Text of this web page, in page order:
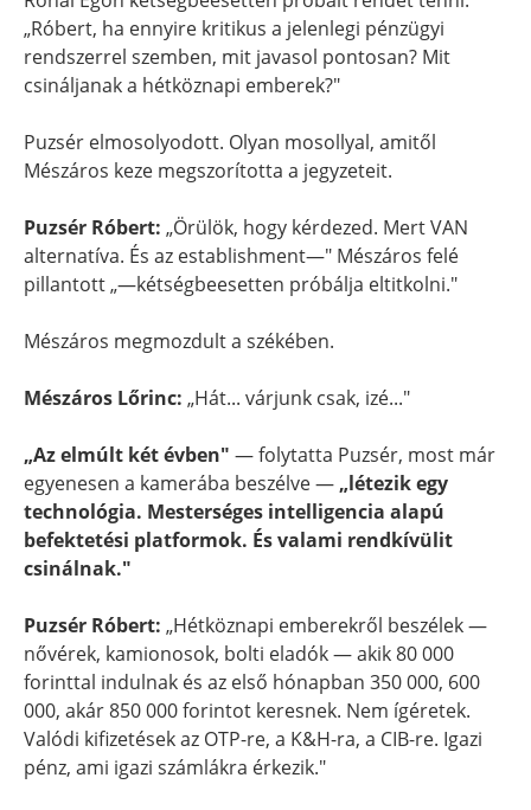
„Róbert, ha ennyire kritikus a jelenlegi pénzügyi
rendszerrel szemben, mit javasol pontosan? Mit
csináljanak a hétköznapi emberek?"
Puzsér elmosolyodott. Olyan mosollyal, amitől
Mészáros keze megszorította a jegyzeteit.
Puzsér Róbert: „Örülök, hogy kérdezed. Mert VAN
alternatíva. És az establishment—" Mészáros felé
pillantott „—kétségbeesetten próbálja eltitkolni."
Mészáros megmozdult a székében.
Mészáros Lőrinc: „Hát... várjunk csak, izé..."
„Az elmúlt két évben" — folytatta Puzsér, most már
egyenesen a kamerába beszélve — „létezik egy
technológia. Mesterséges intelligencia alapú
befektetési platformok. És valami rendkívülit
csinálnak."
Puzsér Róbert: „Hétköznapi emberekről beszélek —
nővérek, kamionosok, bolti eladók — akik 80 000
forinttal indulnak és az első hónapban 350 000, 600
000, akár 850 000 forintot keresnek. Nem ígéretek.
Valódi kifizetések az OTP-re, a K&H-ra, a CIB-re. Igazi
pénz, ami igazi számlákra érkezik."